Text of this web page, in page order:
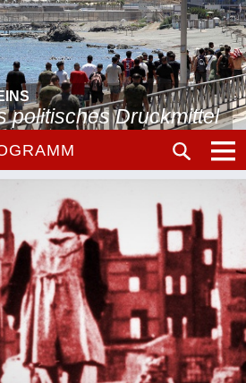
politisches Druckmittel